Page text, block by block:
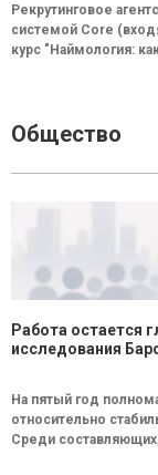
Рекрутинговое
системой Core
курс "Наймология:
Общество
Работа остается
исследования
На пятый год
относительно
Среди